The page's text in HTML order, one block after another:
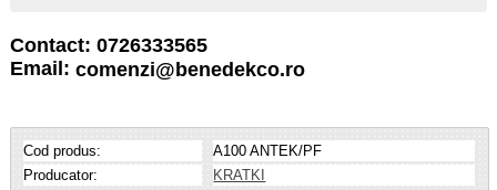
Contact: 0726333565
Email: comenzi@benedekco.ro
Cod produs:
A100 ANTEK/PF
Producator:
KRATKI